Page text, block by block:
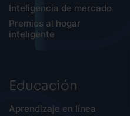
Inteligencia de mercado
Premios al hogar
inteligente
Educación
Aprendizaje en línea